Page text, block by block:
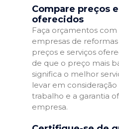
Compare preços
oferecidos
Faça orçamentos
empresas de
preços e serviços
de que o preço mais
significa o melhor
levar em
trabalho e a garantia
empresa.